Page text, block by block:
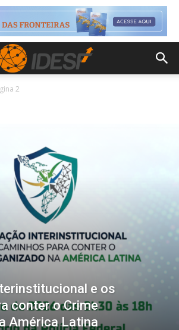
2
e os
conter o Crime
América Latina